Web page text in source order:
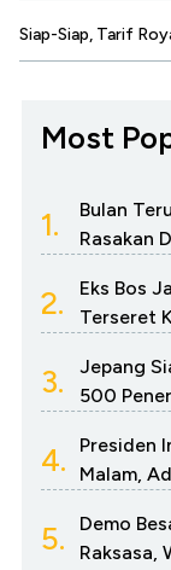
Siap-Siap, Tarif
Most
1.
Bulan
Rasakan
2.
Eks Bos
Terseret
3.
Jepang
500
4.
Presiden
Malam,
5.
Demo
Raksasa,